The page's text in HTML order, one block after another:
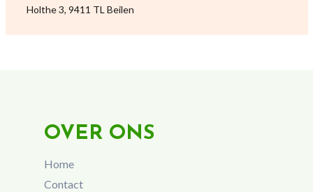
Holthe 3, 9411 TL Beilen
OVER ONS
Home
Contact